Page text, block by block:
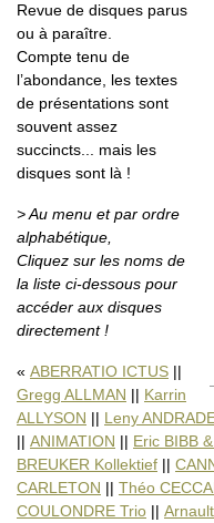
Revue de disques parus
ou à paraître.
Compte tenu de
l’abondance, les textes
de présentations sont
souvent assez
succincts... mais les
disques sont là !
> Au menu et par ordre
alphabétique,
Cliquez sur les noms de
la liste ci-dessous pour
accéder aux disques
directement !
ABERRATIO ICTUS ||
Gregg ALLMAN || Karrin
ALLYSON || Leny
|| ANIMATION || Eric BIBB
BREUKER Kollektief ||
CARLETON || Théo
COULONDRE Trio ||